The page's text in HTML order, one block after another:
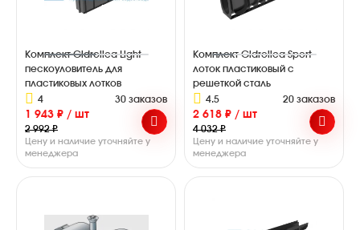
Комплект Gidrolica Light
пескоуловитель для
пластиковых лотков
4
30 заказов
1 943 ₽ / шт
2 992 ₽
Цену и наличие уточняйте у
менеджера
Комплект Gidrolica Sport
лоток пластиковый с
решеткой сталь
4.5
20 заказов
2 618 ₽ / шт
4 032 ₽
Цену и наличие уточняйте у
менеджера